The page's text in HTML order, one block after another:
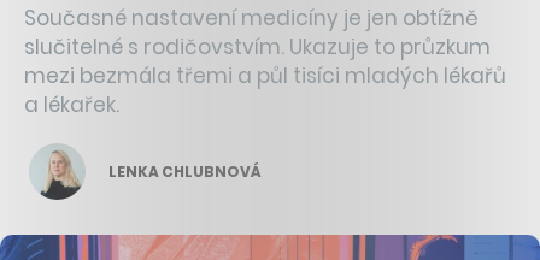
Současné nastavení medicíny je jen obtížně
slučitelné s rodičovstvím. Ukazuje to průzkum
mezi bezmála třemi a půl tisíci mladých lékařů
a lékařek.
LENKA CHLUBNOVÁ